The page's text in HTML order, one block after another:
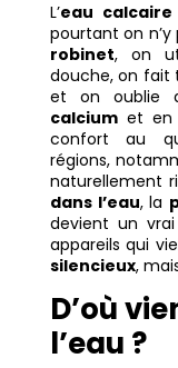
L’eau calcaire
pourtant on n’y
robinet, on
douche, on fait
et on oublie
calciumet en
confort au
régions,
naturellement
dans l’eau, la
devient un
appareils qui
silencieux,
D’où
l’eau ?